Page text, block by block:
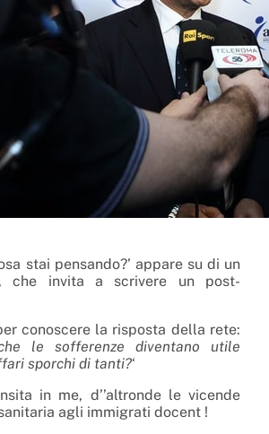
stai pensando?’ appare su di un
invita a scrivere un post-
conoscere la risposta della rete:
le sofferenze diventano utile
sporchi di tanti?‘
in me, d’’altronde le vicende
agli immigrati docent !